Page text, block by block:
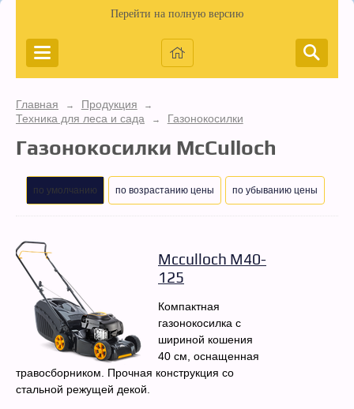
Перейти на полную версию
Главная → Продукция →
Техника для леса и сада → Газонокосилки
Газонокосилки McCulloch
по умолчанию по возрастанию цены по убыванию цены
Mcculloch M40-
125
Компактная
газонокосилка с
шириной кошения
40 см, оснащенная
травосборником. Прочная конструкция со
стальной режущей декой.